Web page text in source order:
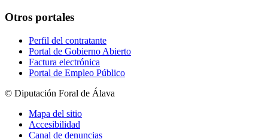
Otros portales
Perfil del contratante
Portal de Gobierno Abierto
Factura electrónica
Portal de Empleo Público
© Diputación Foral de Álava
Mapa del sitio
Accesibilidad
Canal de denuncias